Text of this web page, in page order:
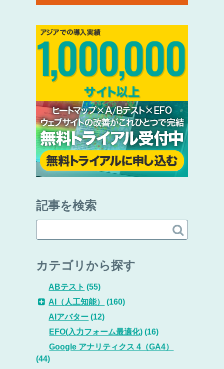
記事を検索

カテゴリから探す
ABテスト (55)
AI（人工知能）
(160)
AIアバター (12)
EFO(入力フォーム最適化) (16)
Google アナリティクス 4（GA4）
(44)